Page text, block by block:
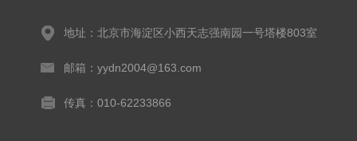
地址：北京市海淀区小西天志强南园一号塔楼803室
邮箱：yydn2004@163.com
传真：010-62233866